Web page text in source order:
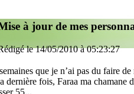
à jour de mes
le 14/05/2010 à 05:23:27
que je n’ai pas du faire
dernière fois, Faraa ma chamane